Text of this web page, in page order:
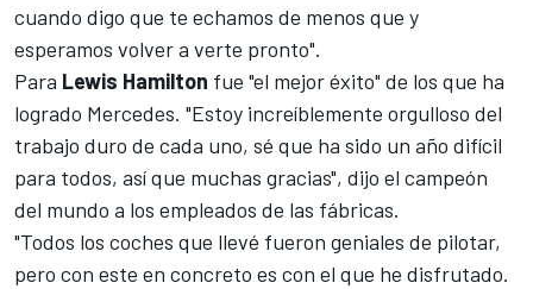
cuando digo que te echamos de menos que y
esperamos volver a verte pronto".
Para Lewis Hamilton fue "el mejor éxito" de los que ha
logrado Mercedes. "Estoy increíblemente orgulloso del
trabajo duro de cada uno, sé que ha sido un año difícil
para todos, así que muchas gracias", dijo el campeón
del mundo a los empleados de las fábricas.
"Todos los coches que llevé fueron geniales de pilotar,
pero con este en concreto es con el que he disfrutado.